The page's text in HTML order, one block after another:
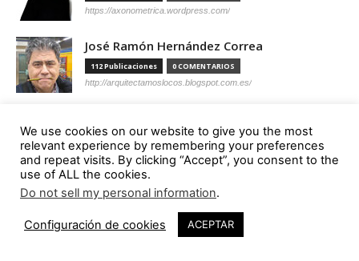
https://axonometrica.wordpress.com/
José Ramón Hernández Correa
112 Publicaciones 0 COMENTARIOS
http://arquitectamoslocos.blogspot.com.es/
95 Publicaciones 0 COMENTARIOS
https://madc.xyz/
Ana Barreiro Blanco
0 COMENTARIOS
https://tallerabierto.gal/gl/
We use cookies on our website to give you the most
relevant experience by remembering your preferences
and repeat visits. By clicking “Accept”, you consent to the
use of ALL the cookies.
Do not sell my personal information.
Configuración de cookies ACEPTAR